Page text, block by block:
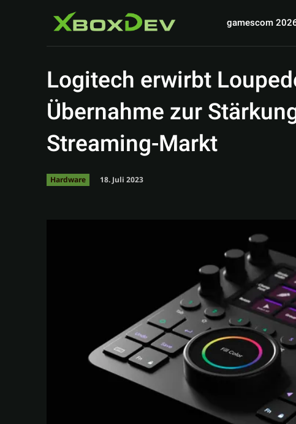
gamescom
Logitech erwirbt
Übernahme zur
Streaming-Markt
Hardware 18. Juli 2023